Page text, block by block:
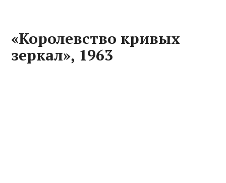
«Королевство кривых
зеркал», 1963